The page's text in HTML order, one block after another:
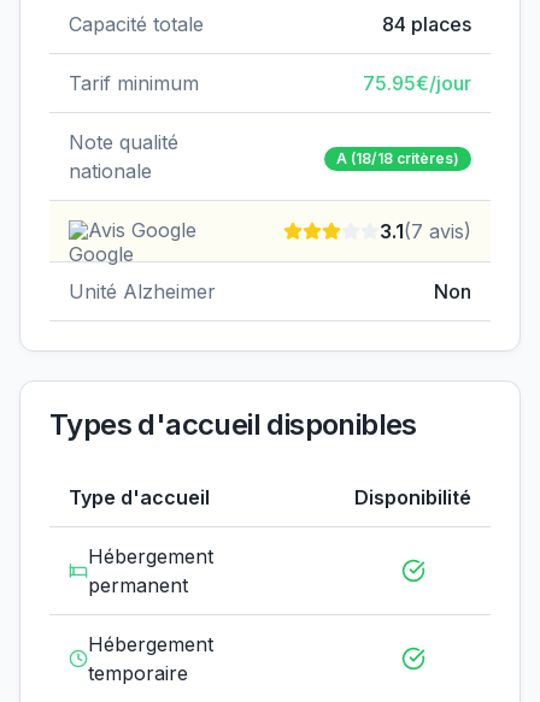
Capacité totale 84 places
Tarif minimum 75.95€/jour
Note qualité
nationale
A (18/18 critères)
Avis Google 3.1(7 avis)
Unité Alzheimer Non
Types d'accueil disponibles
Type d'accueil Disponibilité
Hébergement
permanent
Hébergement
temporaire